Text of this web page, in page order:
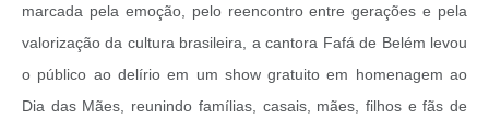
marcada pela emoção, pelo reencontro entre gerações e pela
valorização da cultura brasileira, a cantora Fafá de Belém levou
o público ao delírio em um show gratuito em homenagem ao
Dia das Mães, reunindo famílias, casais, mães, filhos e fãs de